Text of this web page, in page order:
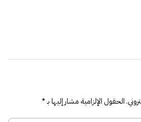
الحقول الإلزامية مشار إليها بـ*